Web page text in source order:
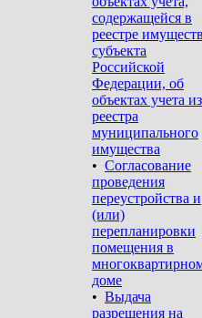
содержащейся в
реестре
субъекта
Российской
Федерации, об
объектах учета из
реестра
муниципального
имущества
• Согласование
проведения
переустройства и
(или)
перепланировки
помещения в
доме
• Выдача
разрешения на